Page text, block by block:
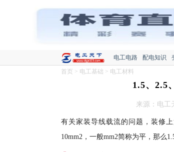
电工电路 配电知识
首页 > 电工基础 > 电工材料
1.5、2.5
来源：电工
有关家装导线载流的问题，装修上
10mm2，一般mm2简称为平，那么